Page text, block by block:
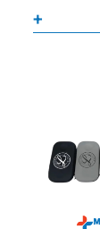
+